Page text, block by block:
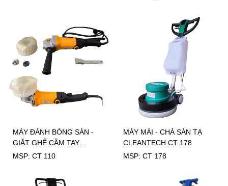
MÁY ĐÁNH BÓNG SÀN -
GIẶT GHẾ CẦM TAY
CLEANTECH CT 110
MSP: CT 110
MÁY MÀI - CHÀ SÀN TẠ
CLEANTECH CT 178
MSP: CT 178